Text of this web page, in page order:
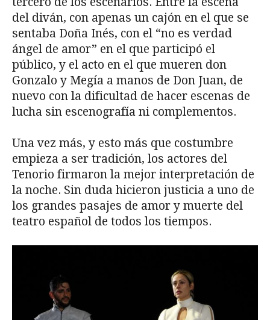
del diván, con apenas un cajón en el que se
sentaba Doña Inés, con el “no es verdad
ángel de amor” en el que participó el
público, y el acto en el que mueren don
Gonzalo y Megía a manos de Don Juan, de
nuevo con la dificultad de hacer escenas de
lucha sin escenografía ni complementos.
Una vez más, y esto más que costumbre
empieza a ser tradición, los actores del
Tenorio firmaron la mejor interpretación de
la noche. Sin duda hicieron justicia a uno de
los grandes pasajes de amor y muerte del
teatro español de todos los tiempos.